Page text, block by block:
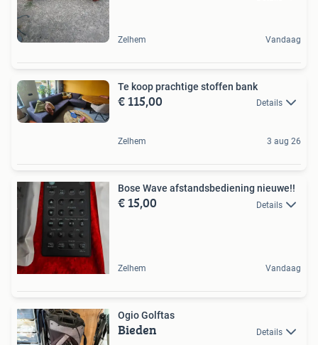
Zelhem Vandaag
Te koop prachtige stoffen bank
€ 115,00 Details
Zelhem 3 aug 26
Bose Wave afstandsbediening nieuwe!!
€ 15,00 Details
Zelhem Vandaag
Ogio Golftas
Bieden Details